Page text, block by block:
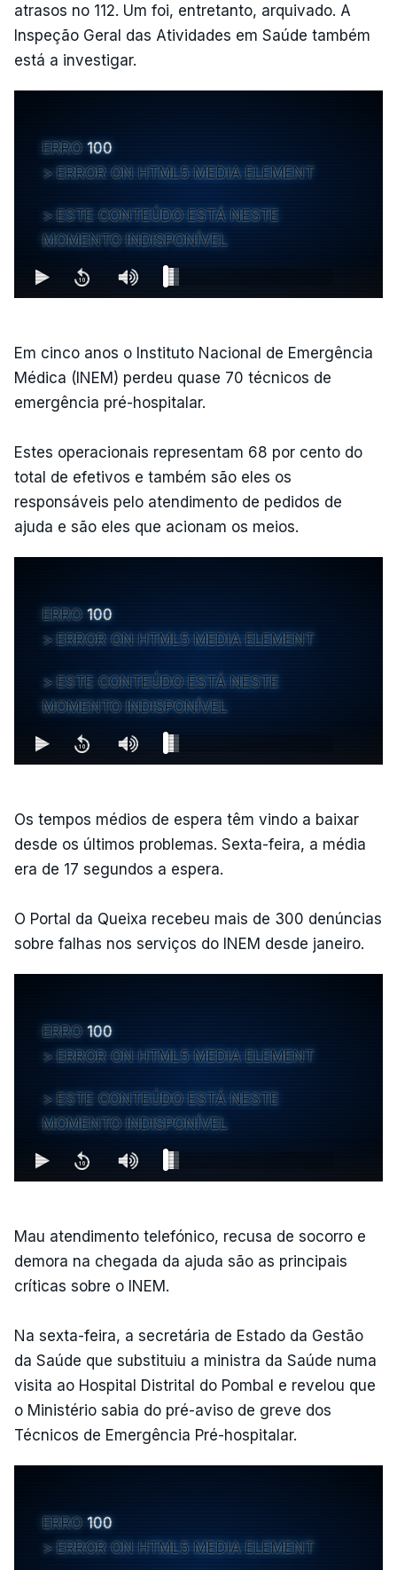
atrasos no 112. Um foi, entretanto, arquivado. A
Inspeção Geral das Atividades em Saúde também
está a investigar.
ERRO 100
ERROR ON HTML5 MEDIA ELEMENT
ESTE CONTEÚDO ESTÁ NESTE
MOMENTO INDISPONÍVEL
Em cinco anos o Instituto Nacional de Emergência
Médica (INEM) perdeu quase 70 técnicos de
emergência pré-hospitalar.
Estes operacionais representam 68 por cento do
total de efetivos e também são eles os
responsáveis pelo atendimento de pedidos de
ajuda e são eles que acionam os meios.
ERRO 100
ERROR ON HTML5 MEDIA ELEMENT
ESTE CONTEÚDO ESTÁ NESTE
MOMENTO INDISPONÍVEL
Os tempos médios de espera têm vindo a baixar
desde os últimos problemas. Sexta-feira, a média
era de 17 segundos a espera.
O Portal da Queixa recebeu mais de 300 denúncias
sobre falhas nos serviços do INEM desde janeiro.
ERRO 100
ERROR ON HTML5 MEDIA ELEMENT
ESTE CONTEÚDO ESTÁ NESTE
MOMENTO INDISPONÍVEL
Mau atendimento telefónico, recusa de socorro e
demora na chegada da ajuda são as principais
críticas sobre o INEM.
Na sexta-feira, a secretária de Estado da Gestão
da Saúde que substituiu a ministra da Saúde numa
visita ao Hospital Distrital do Pombal e revelou que
o Ministério sabia do pré-aviso de greve dos
Técnicos de Emergência Pré-hospitalar.
ERRO 100
ERROR ON HTML5 MEDIA ELEMENT